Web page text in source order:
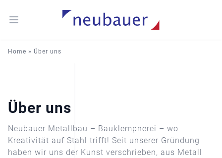
Open main menuNeubauer Metallbau GmbH & Co. KG
Home » Über uns
Über uns
Neubauer Metallbau – Bauklempnerei – wo
Kreativität auf Stahl trifft! Seit unserer Gründung
haben wir uns der Kunst verschrieben, aus Metall